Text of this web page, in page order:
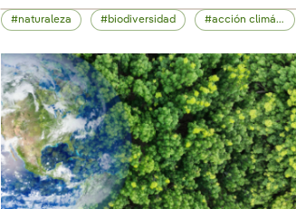
naturaleza biodiversidad acción climática